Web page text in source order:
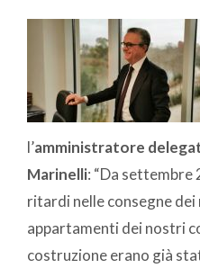
l’amministratore
Marinelli: “Da
ritardi nelle consegne
appartamenti dei nostri
costruzione erano già